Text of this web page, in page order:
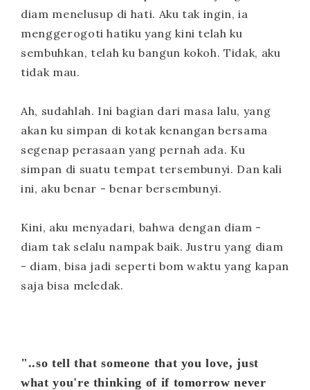
diam menelusup di hati. Aku tak ingin, ia
menggerogoti hatiku yang kini telah ku
sembuhkan, telah ku bangun kokoh. Tidak, aku
tidak mau.
Ah, sudahlah. Ini bagian dari masa lalu, yang
akan ku simpan di kotak kenangan bersama
segenap perasaan yang pernah ada. Ku
simpan di suatu tempat tersembunyi. Dan kali
ini, aku benar - benar bersembunyi.
Kini, aku menyadari, bahwa dengan diam -
diam tak selalu nampak baik. Justru yang diam
- diam, bisa jadi seperti bom waktu yang kapan
saja bisa meledak.
"..so tell that someone that you love, just
what you're thinking of if tomorrow never